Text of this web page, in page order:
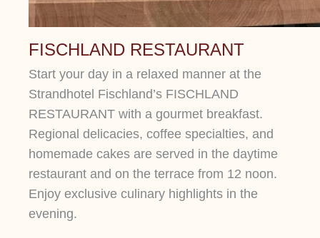
FISCHLAND RESTAURANT
Start your day in a relaxed manner at the
Strandhotel Fischland’s FISCHLAND
RESTAURANT with a gourmet breakfast.
Regional delicacies, coffee specialties, and
homemade cakes are served in the daytime
restaurant and on the terrace from 12 noon.
Enjoy exclusive culinary highlights in the
evening.